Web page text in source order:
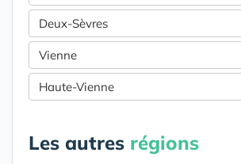
Deux-Sèvres
Vienne
Haute-Vienne
Les autres régions